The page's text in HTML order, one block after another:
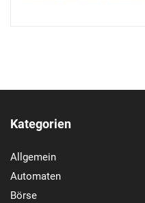
Kategorien
Allgemein
Automaten
Börse